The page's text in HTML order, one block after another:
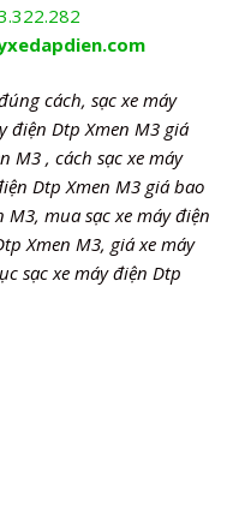
cách, sạc xe máy
điện Dtp Xmen M3 giá
M3 , cách sạc xe máy
Dtp Xmen M3 giá bao
M3, mua sạc xe máy điện
Xmen M3, giá xe máy
sạc xe máy điện Dtp